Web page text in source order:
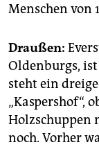
Menschen von
Draußen:
Oldenburgs,
steht ein
„Kaspers­hof“,
Holzschuppen
noch. Vorher